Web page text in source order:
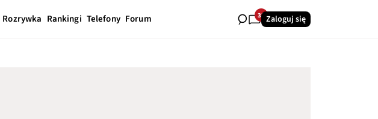
Rozrywka Rankingi Telefony Forum 33Zaloguj się